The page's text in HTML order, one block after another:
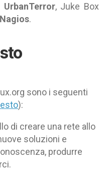
UrbanTerror, Juke Box
Nagios.
sono i seguenti
):
di creare una rete allo
soluzioni e
produrre